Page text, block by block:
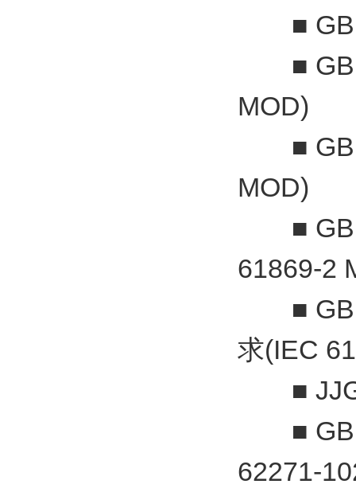
■ GB
■ GB
MOD)
■ GB
MOD)
■ GB
61869-2
■ GB
求(IEC
■ JJG
■ GB
62271-